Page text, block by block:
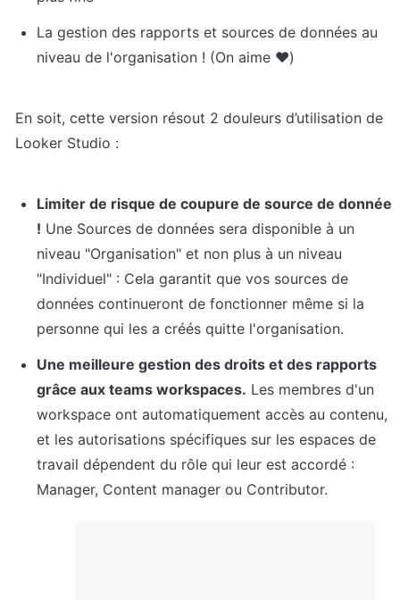
La gestion des rapports et sources de données au
niveau de l'organisation ! (On aime ❤️)
En soit, cette version résout 2 douleurs d’utilisation de
Looker Studio :
Limiter de risque de coupure de source de donnée
! Une Sources de données sera disponible à un
niveau "Organisation" et non plus à un niveau
"Individuel" : Cela garantit que vos sources de
données continueront de fonctionner même si la
personne qui les a créés quitte l'organisation.
Une meilleure gestion des droits et des rapports
grâce aux teams workspaces. Les membres d'un
workspace ont automatiquement accès au contenu,
et les autorisations spécifiques sur les espaces de
travail dépendent du rôle qui leur est accordé :
Manager, Content manager ou Contributor.